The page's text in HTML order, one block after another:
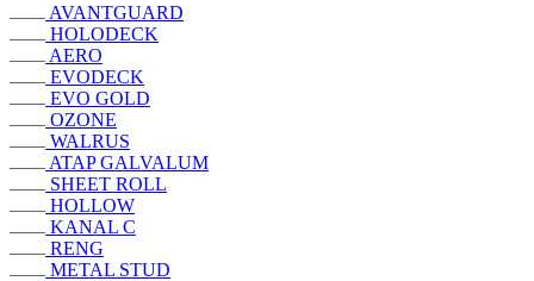
AVANTGUARD
HOLODECK
AERO
EVODECK
EVO GOLD
OZONE
WALRUS
ATAP GALVALUM
SHEET ROLL
HOLLOW
KANAL C
RENG
METAL STUD